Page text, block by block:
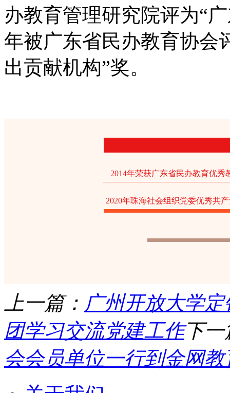
办教育管理研究院评为“
年被广东省民办教育协会
出贡献机构”奖。
2014年荣获广东省民办教育优秀
2020年珠海社会组织党委优秀共
上一篇： 广州开放大学
团学习交流党建工作下一
会会员单位一行到金网